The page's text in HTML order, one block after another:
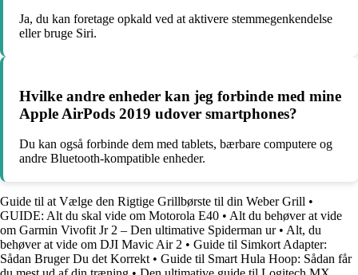
Ja, du kan foretage opkald ved at aktivere stemmegenkendelse
eller bruge Siri.
Hvilke andre enheder kan jeg forbinde med mine
Apple AirPods 2019 udover smartphones?
Du kan også forbinde dem med tablets, bærbare computere og
andre Bluetooth-kompatible enheder.
Guide til at Vælge den Rigtige Grillbørste til din Weber Grill •
GUIDE: Alt du skal vide om Motorola E40 • Alt du behøver at vide
om Garmin Vivofit Jr 2 – Den ultimative Spiderman ur• Alt, du
behøver at vide om DJI Mavic Air 2 • Guide til Simkort Adapter:
Sådan Bruger Du det Korrekt • Guide til Smart Hula Hoop: Sådan får